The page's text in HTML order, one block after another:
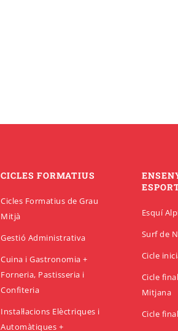
CICLES FORMATIUS
Cicles Formatius de Grau
Mitjà
Gestió Administrativa
Cuina i Gastronomia +
Forneria, Pastisseria i
Confiteria
Instal·lacions Elèctriques i
Automàtiques +
Esquí
Surf de
Cicle
Cicle
Mitjana
Cicle